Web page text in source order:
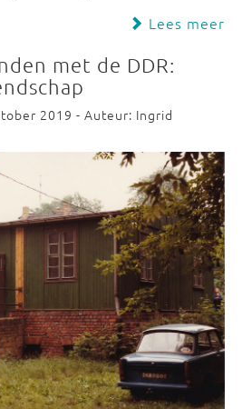
Lees meer
met de DDR:
2019 - Auteur: Ingrid